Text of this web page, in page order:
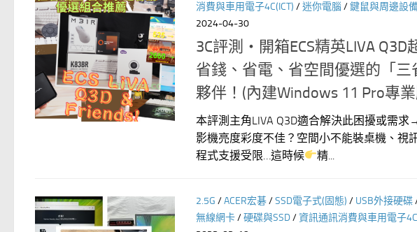
消費與車用電子4C(ICT) /迷你電腦/鍵鼠與周邊設
2024-04-30
3C評測‧開箱ECS精英LIVA
省錢、省電、省空間優選的「
夥伴！(內建Windows 11 Pro專
本評測主角LIVA Q3D適合解決此困擾或需
影機亮度彩度不佳？空間小不能裝桌機、視
程式支援受限…這時候
精...
2.5G /ACER宏碁/SSD電子式(固態) / USB外接硬碟
無線網卡/硬碟與SSD/資訊通訊消費與車用電子